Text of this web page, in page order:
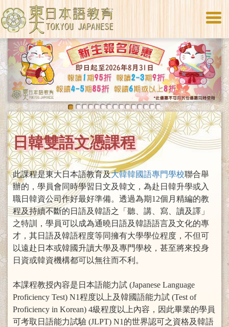
Previous Next
日韓雙語文憑課程
此課程是東大日本語教育及大韓韓國語專門學校聯合舉
辦的，學員會同時學習日文及韓文，為赴日韓升學或入
職日韓資公司作好最好準備。透過為期12個月精編的教
程及持續不斷的日語及韓語之「聽、講、寫、讀及譯」
之特訓，學員可以成為通曉日語及韓語語言及文化的專
才，其日語及韓語程度等同擁有大學學位程度，不但可
以遠赴日本或韓國升讀大學及專門學校，甚至將來投身
日資或韓資機構都可以無往而不利。
本課程教授內容是日本語能力試 (Japanese Language
Proficiency Test) N1程度以上及韓國語能力試 (Test of
Proficiency in Korean) 4級程度以上內容，因此畢業的學員
可考取日語能力試驗 (JLPT) N1的世界認可之資格及韓語